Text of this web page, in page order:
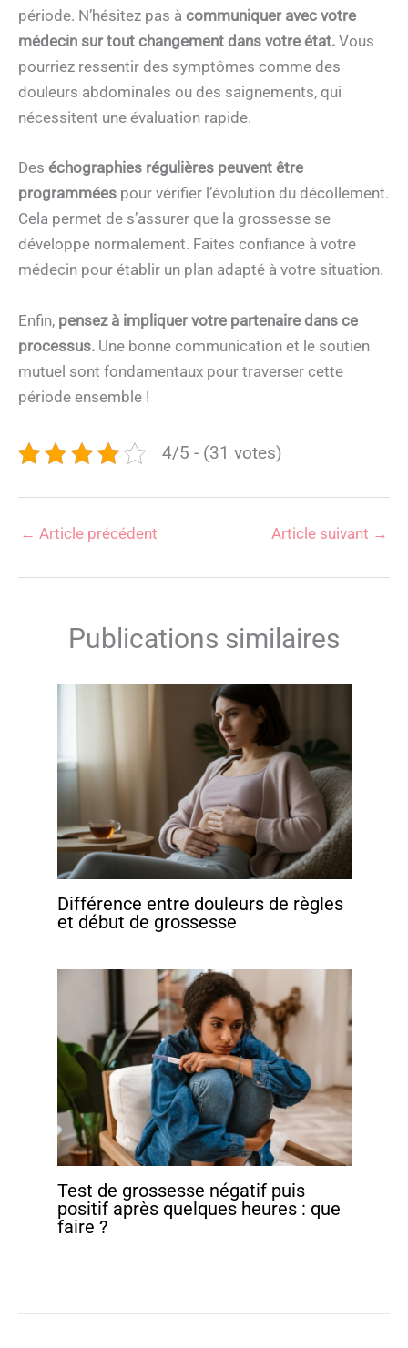
période. N’hésitez pas à communiquer avec votre
médecin sur tout changement dans votre état. Vous
pourriez ressentir des symptômes comme des
douleurs abdominales ou des saignements, qui
nécessitent une évaluation rapide.
Des échographies régulières peuvent être
programmées pour vérifier l’évolution du décollement.
Cela permet de s’assurer que la grossesse se
développe normalement. Faites confiance à votre
médecin pour établir un plan adapté à votre situation.
Enfin, pensez à impliquer votre partenaire dans ce
processus. Une bonne communication et le soutien
mutuel sont fondamentaux pour traverser cette
période ensemble !
4/5 - (31 votes)
← Article précédent Article suivant →
Publications similaires
Différence entre douleurs de règles
et début de grossesse
Test de grossesse négatif puis
positif après quelques heures : que
faire ?